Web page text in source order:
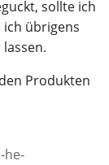
sollte ich
ich übrigens
Produkten
he-